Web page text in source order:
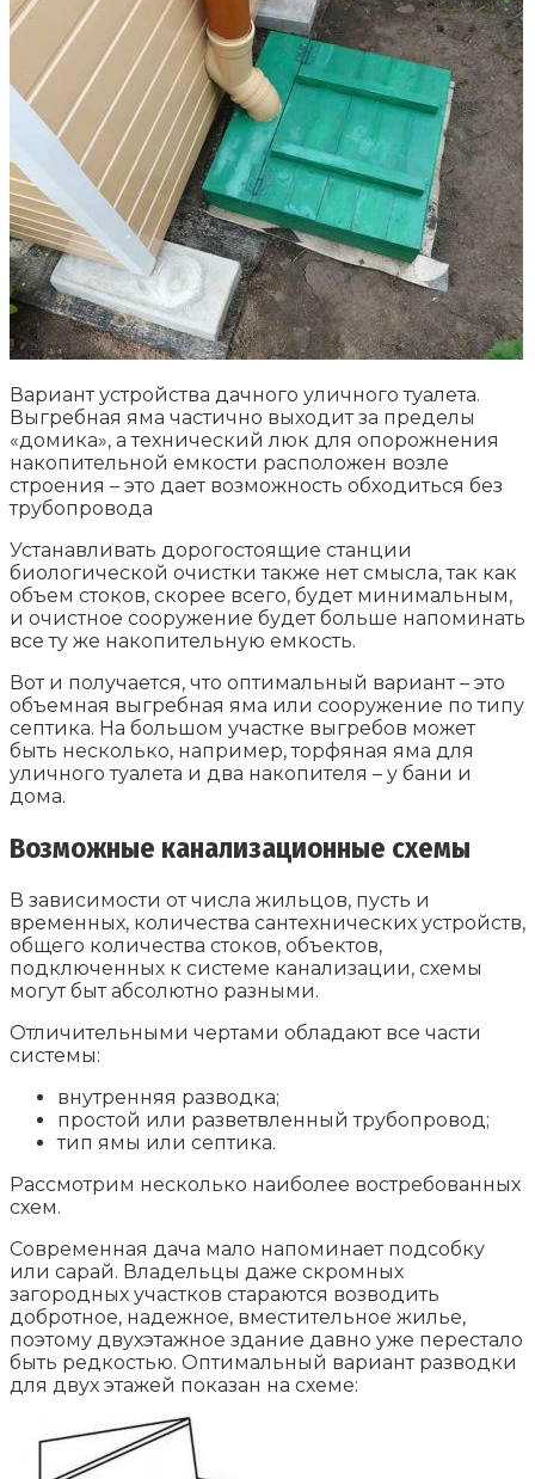
Вариант устройства дачного уличного туалета.
Выгребная яма частично выходит за пределы
«домика», а технический люк для опорожнения
накопительной емкости расположен возле
строения – это дает возможность обходиться без
трубопровода
Устанавливать дорогостоящие станции
биологической очистки также нет смысла, так как
объем стоков, скорее всего, будет минимальным,
и очистное сооружение будет больше напоминать
все ту же накопительную емкость.
Вот и получается, что оптимальный вариант – это
объемная выгребная яма или сооружение по типу
септика. На большом участке выгребов может
быть несколько, например, торфяная яма для
уличного туалета и два накопителя – у бани и
дома.
Возможные канализационные схемы
В зависимости от числа жильцов, пусть и
временных, количества сантехнических устройств,
общего количества стоков, объектов,
подключенных к системе канализации, схемы
могут быт абсолютно разными.
Отличительными чертами обладают все части
системы:
внутренняя разводка;
простой или разветвленный трубопровод;
тип ямы или септика.
Рассмотрим несколько наиболее востребованных
схем.
Современная дача мало напоминает подсобку
или сарай. Владельцы даже скромных
загородных участков стараются возводить
добротное, надежное, вместительное жилье,
поэтому двухэтажное здание давно уже перестало
быть редкостью. Оптимальный вариант разводки
для двух этажей показан на схеме: